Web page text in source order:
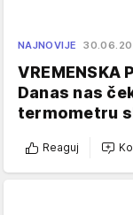
NAJNOVIJE
VREMENSKA
Danas nas
termometru
Reaguj